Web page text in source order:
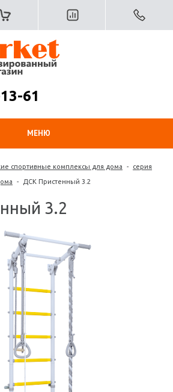
61
МЕНЮ
спортивные комплексы для дома - серия
- ДСК Пристенный 3.2
3.2